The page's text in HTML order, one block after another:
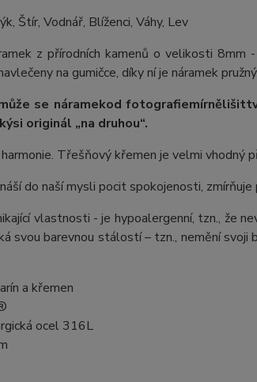
Štír, Vodnář, Blíženci, Váhy, Lev
z přírodních kamenů o velikosti 8mm
na gumičce, díky ní je náramek
se náramekod fotografiemírnělišit
originál „na druhou“.
Třešňový křemen je velmi vhodný
do naší mysli pocit spokojenosti,
vlastnosti - je hypoalergenní, tzn., že
svou barevnou stálostí – tzn., nemění svoji
a křemen
ocel 316L